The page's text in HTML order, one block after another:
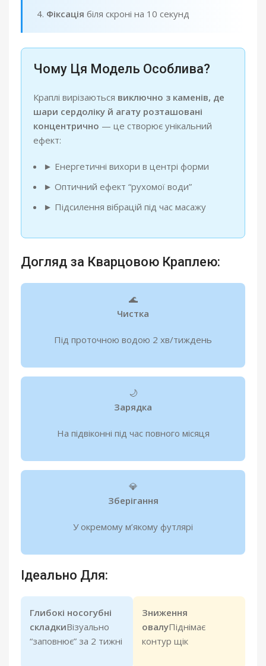
Фіксація біля скроні на 10 секунд
Чому Ця Модель Особлива?
Краплі вирізаються виключно з каменів, де
шари сердоліку й агату розташовані
концентрично — це створює унікальний
ефект:
► Енергетичні вихори в центрі форми
► Оптичний ефект “рухомої води”
► Підсилення вібрацій під час масажу
Догляд за Кварцовою Краплею:
🌊
Чистка
Під проточною водою 2 хв/тиждень
🌙
Зарядка
На підвіконні під час повного місяця
💎
Зберігання
У окремому м’якому футлярі
Ідеально Для:
Глибокі носогубні
складкиВізуально
“заповнює” за 2 тижні
Зниження
овалуПіднімає
контур щік